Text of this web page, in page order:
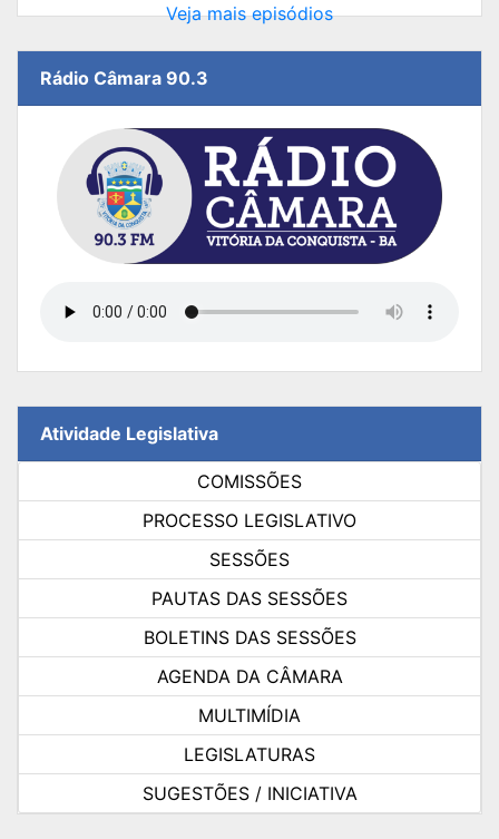
Veja mais episódios
Rádio Câmara 90.3
Atividade Legislativa
COMISSÕES
PROCESSO LEGISLATIVO
SESSÕES
PAUTAS DAS SESSÕES
BOLETINS DAS SESSÕES
AGENDA DA CÂMARA
MULTIMÍDIA
LEGISLATURAS
SUGESTÕES / INICIATIVA